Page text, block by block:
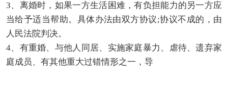
3、离婚时，如果一方生活困难，有负担能力的另一方应
当给予适当帮助。具体办法由双方协议;协议不成的，由
人民法院判决。
4、有重婚、与他人同居、实施家庭暴力、虐待、遗弃家
庭成员、有其他重大过错情形之一，导